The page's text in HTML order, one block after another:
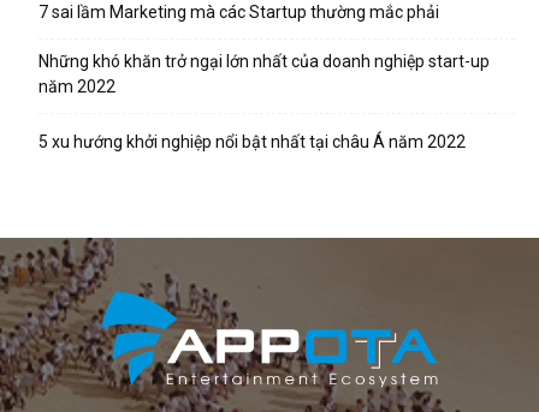
7 sai lầm Marketing mà các Startup thường mắc phải
Những khó khăn trở ngại lớn nhất của doanh nghiệp start-up
năm 2022
5 xu hướng khởi nghiệp nổi bật nhất tại châu Á năm 2022